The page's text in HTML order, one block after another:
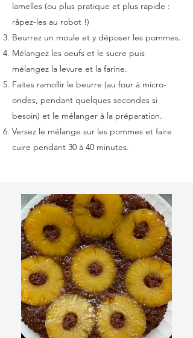
lamelles (ou plus pratique et plus rapide :
râpez-les au robot !)
Beurrez un moule et y déposer les pommes.
Mélangez les oeufs et le sucre puis
mélangez la levure et la farine.
Faites ramollir le beurre (au four à micro-
ondes, pendant quelques secondes si
besoin) et le mélanger à la préparation.
Versez le mélange sur les pommes et faire
cuire pendant 30 à 40 minutes.